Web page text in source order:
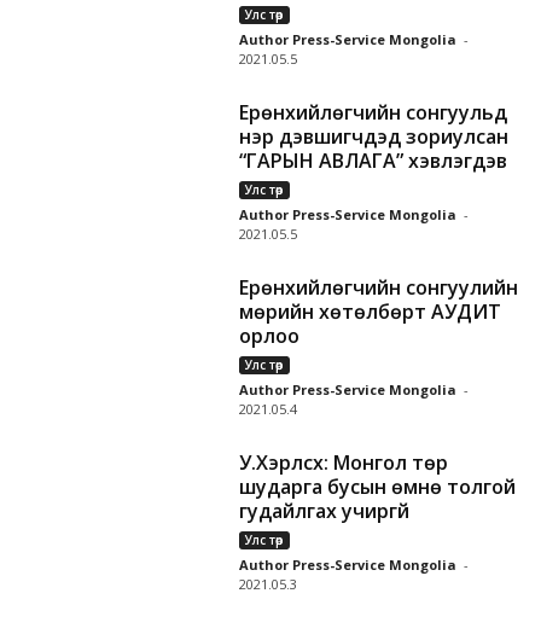
Улс төр
Author Press-Service Mongolia -
2021.05.5
Ерөнхийлөгчийн сонгуульд
нэр дэвшигчдэд зориулсан
“ГАРЫН АВЛАГА” хэвлэгдэв
Улс төр
Author Press-Service Mongolia -
2021.05.5
Ерөнхийлөгчийн сонгуулийн
мөрийн хөтөлбөрт АУДИТ
орлоо
Улс төр
Author Press-Service Mongolia -
2021.05.4
У.Хүэрлсүх: Монгол төр
шударга бусын өмнө толгой
гудайлгах учиргүй
Улс төр
Author Press-Service Mongolia -
2021.05.3